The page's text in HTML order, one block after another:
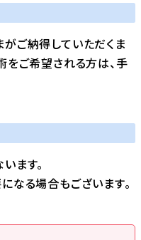
ご納得していただくま
をご希望される方は、手
ます。
なる場合もございます。